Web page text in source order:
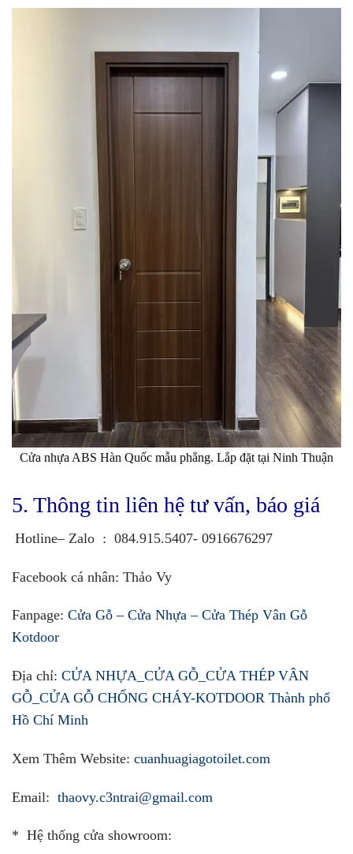
Cửa nhựa ABS Hàn Quốc mẫu phẳng. Lắp đặt tại Ninh Thuận
5. Thông tin liên hệ tư vấn, báo giá
Hotline– Zalo : 084.915.5407- 0916676297
Facebook cá nhân: Thảo Vy
Fanpage: Cửa Gỗ – Cửa Nhựa – Cửa Thép Vân Gỗ
Kotdoor
Địa chỉ: CỬA NHỰA_CỬA GỖ_CỬA THÉP VÂN
GỖ_CỬA GỖ CHỐNG CHÁY-KOTDOOR Thành phố
Hồ Chí Minh
Xem Thêm Website: cuanhuagiagotoilet.com
Email: thaovy.c3ntrai@gmail.com
* Hệ thống cửa showroom: